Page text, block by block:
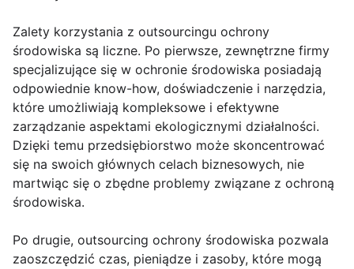
Zalety korzystania z outsourcingu ochrony
środowiska są liczne. Po pierwsze, zewnętrzne firmy
specjalizujące się w ochronie środowiska posiadają
odpowiednie know-how, doświadczenie i narzędzia,
które umożliwiają kompleksowe i efektywne
zarządzanie aspektami ekologicznymi działalności.
Dzięki temu przedsiębiorstwo może skoncentrować
się na swoich głównych celach biznesowych, nie
martwiąc się o zbędne problemy związane z ochroną
środowiska.
Po drugie, outsourcing ochrony środowiska pozwala
zaoszczędzić czas, pieniądze i zasoby, które mogą